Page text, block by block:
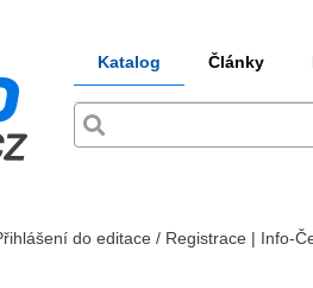
Katalog Články
do editace / Registrace | Info-